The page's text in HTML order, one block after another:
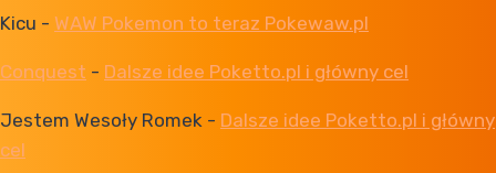
Kicu - WAW Pokemon to teraz Pokewaw.pl
Conquest - Dalsze idee Poketto.pl i główny cel
Jestem Wesoły Romek - Dalsze idee Poketto.pl i główny
cel